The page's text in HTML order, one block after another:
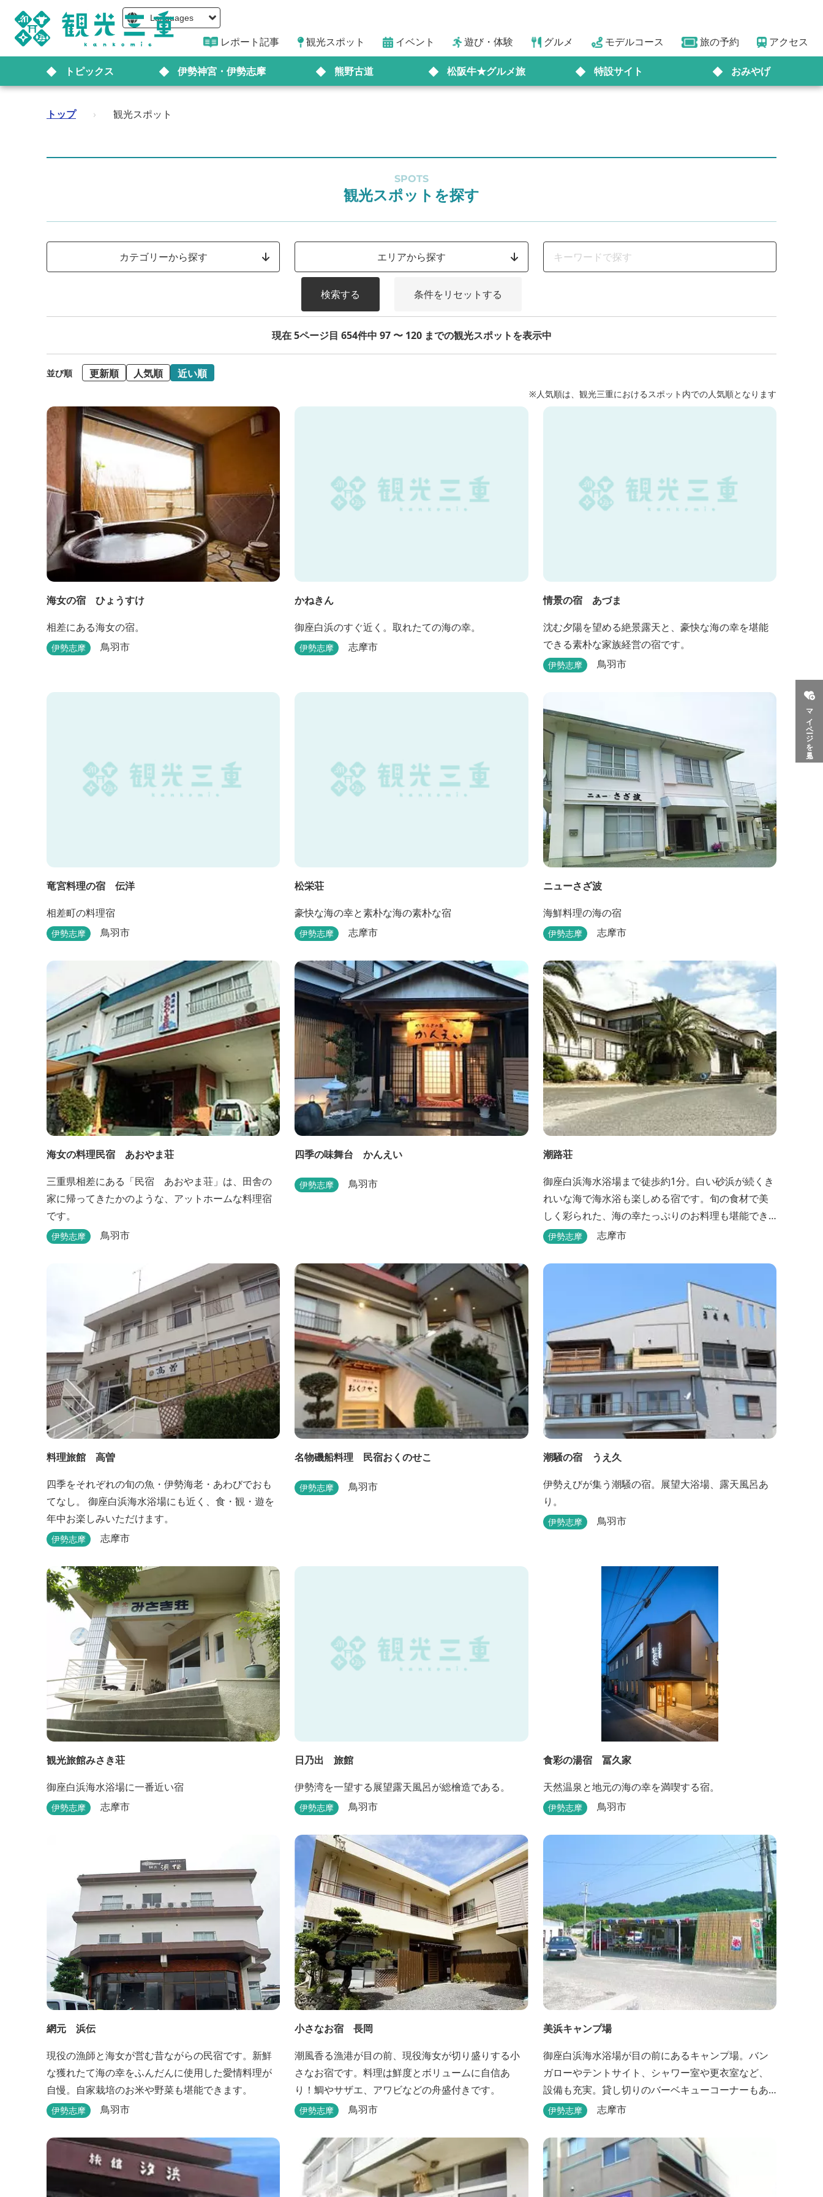
Languages
レポート記事 観光スポット イベント 遊び・体験 グルメ モデルコース 旅の予約 アクセス
トピックス 伊勢神宮・伊勢志摩 熊野古道 松阪牛★グルメ旅 特設サイト おみやげ
マイページを見る
トップ › 観光スポット
SPOTS
観光スポットを探す
カテゴリーから探す エリアから探す
検索する 条件をリセットする
現在 5ページ目 654件中 97 〜 120 までの観光スポットを表示中
並び順 更新順 人気順 近い順
※人気順は、観光三重におけるスポット内での人気順となります
海女の宿 ひょうすけ
相差にある海女の宿。
伊勢志摩 鳥羽市
かねきん
御座白浜のすぐ近く。取れたての海の幸。
伊勢志摩 志摩市
情景の宿 あづま
沈む夕陽を望める絶景露天と、豪快な海の幸を堪能
できる素朴な家族経営の宿です。
伊勢志摩 鳥羽市
竜宮料理の宿 伝洋
相差町の料理宿
伊勢志摩 鳥羽市
松栄荘
豪快な海の幸と素朴な海の素朴な宿
伊勢志摩 志摩市
ニューさざ波
海鮮料理の海の宿
伊勢志摩 志摩市
海女の料理民宿 あおやま荘
三重県相差にある「民宿 あおやま荘」は、田舎の
家に帰ってきたかのような、アットホームな料理宿
です。
伊勢志摩 鳥羽市
四季の味舞台 かんえい
伊勢志摩 鳥羽市
潮路荘
御座白浜海水浴場まで徒歩約1分。白い砂浜が続くき
れいな海で海水浴も楽しめる宿です。旬の食材で美
しく彩られた、海の幸たっぷりのお料理も堪能でき
ます。
伊勢志摩 志摩市
料理旅館 高曽
四季をそれぞれの旬の魚・伊勢海老・あわびでおも
てなし。 御座白浜海水浴場にも近く、食・観・遊を
年中お楽しみいただけます。
伊勢志摩 志摩市
名物磯船料理 民宿おくのせこ
伊勢志摩 鳥羽市
潮騒の宿 うえ久
伊勢えびが集う潮騒の宿。展望大浴場、露天風呂あ
り。
伊勢志摩 鳥羽市
観光旅館みさき荘
御座白浜海水浴場に一番近い宿
伊勢志摩 志摩市
日乃出 旅館
伊勢湾を一望する展望露天風呂が総檜造である。
伊勢志摩 鳥羽市
食彩の湯宿 冨久家
天然温泉と地元の海の幸を満喫する宿。
伊勢志摩 鳥羽市
網元 浜伝
現役の漁師と海女が営む昔ながらの民宿です。新鮮
な獲れたて海の幸をふんだんに使用した愛情料理が
自慢。自家栽培のお米や野菜も堪能できます。
伊勢志摩 鳥羽市
小さなお宿 長岡
潮風香る漁港が目の前、現役海女が切り盛りする小
さなお宿です。料理は鮮度とボリュームに自信あ
り！鯛やサザエ、アワビなどの舟盛付きです。
伊勢志摩 鳥羽市
美浜キャンプ場
御座白浜海水浴場が目の前にあるキャンプ場。バン
ガローやテントサイト、シャワー室や更衣室など、
設備も充実。貸し切りのバーベキューコーナーもあ
るので、ファミリーやグループで気軽に楽しむこと
伊勢志摩 志摩市